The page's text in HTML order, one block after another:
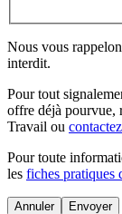
Nous vous
interdit.
Pour tout
offre déjà pourvue,
Travail ou
Pour toute
les fiches pratiques
Annuler